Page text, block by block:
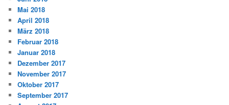
Mai 2018
April 2018
März 2018
Februar 2018
Januar 2018
Dezember 2017
November 2017
Oktober 2017
September 2017